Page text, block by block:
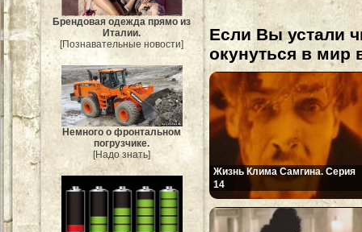
Брендовая одежда прямо из
Италии.
[Познавательные новости]
Немного о фронтальном
погрузчике.
[Надо знать]
Если Вы устали
окунуться в мир
Жизнь Клима Самгина. Серия
14